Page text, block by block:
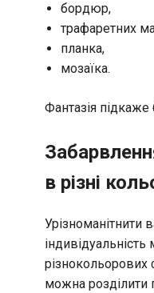
бордюр,
трафаретних
планка,
мозаїка.
Фантазія
в різні
Урізноманітнити
можна розділити